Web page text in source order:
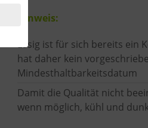
Hinweis:
Essig ist für sich bereits ein
hat daher kein
Mindesthaltbarkeitsdatum
Damit die Qualität nicht
wenn möglich, kühl und